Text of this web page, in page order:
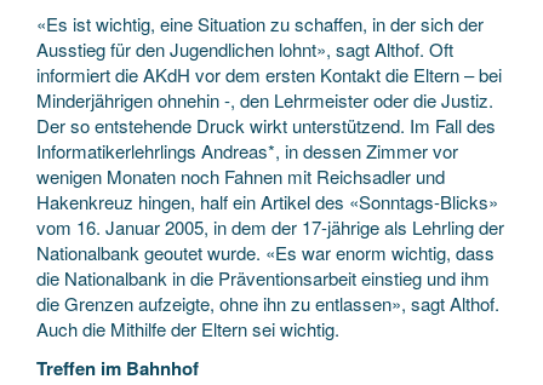
«Es ist wichtig, eine Situation zu schaffen, in der sich der
Ausstieg für den Jugendlichen lohnt», sagt Althof. Oft
informiert die AKdH vor dem ersten Kontakt die Eltern – bei
Minderjährigen ohnehin -, den Lehrmeister oder die Justiz.
Der so entstehende Druck wirkt unterstützend. Im Fall des
Informatikerlehrlings Andreas*, in dessen Zimmer vor
wenigen Monaten noch Fahnen mit Reichsadler und
Hakenkreuz hingen, half ein Artikel des «Sonntags-Blicks»
vom 16. Januar 2005, in dem der 17-jährige als Lehrling der
Nationalbank geoutet wurde. «Es war enorm wichtig, dass
die Nationalbank in die Präventionsarbeit einstieg und ihm
die Grenzen aufzeigte, ohne ihn zu entlassen», sagt Althof.
Auch die Mithilfe der Eltern sei wichtig.
Treffen im Bahnhof